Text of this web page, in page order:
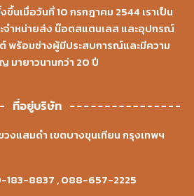
นเมื่อวันที่ 10 กรกฎาคม 2544 เราเป็น
จำหน่ายส่ง น๊อตสแตนเลส และอุปกรณ์
พร้อมช่างผู้มีประสบการณ์และมีความ
มายาวนานกว่า 20 ปี
ที่อยู่บริษัท
งแสมดำ เขตบางขุนเทียน กรุงเทพฯ
183-8837,088-657-2225